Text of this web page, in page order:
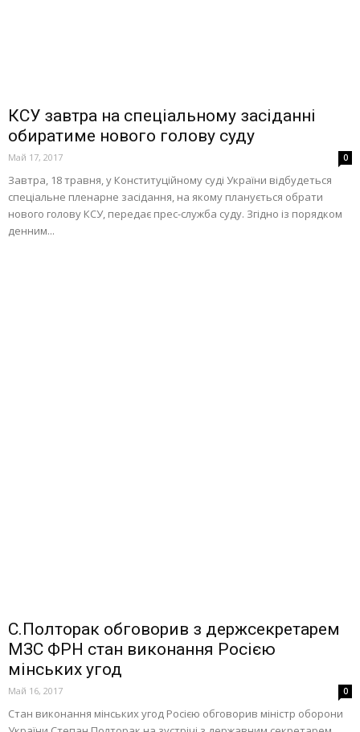
КСУ завтра на спеціальному засіданні
обиратиме нового голову суду
Май 17, 2017 0
Завтра, 18 травня, у Конституційному суді України відбудеться
спеціальне пленарне засідання, на якому планується обрати
нового голову КСУ, передає прес-служба суду. Згідно із порядком
денним...
С.Полторак обговорив з держсекретарем
МЗС ФРН стан виконання Росією
мінських угод
Май 16, 2017 0
Стан виконання мінських угод Росією обговорив міністр оборони